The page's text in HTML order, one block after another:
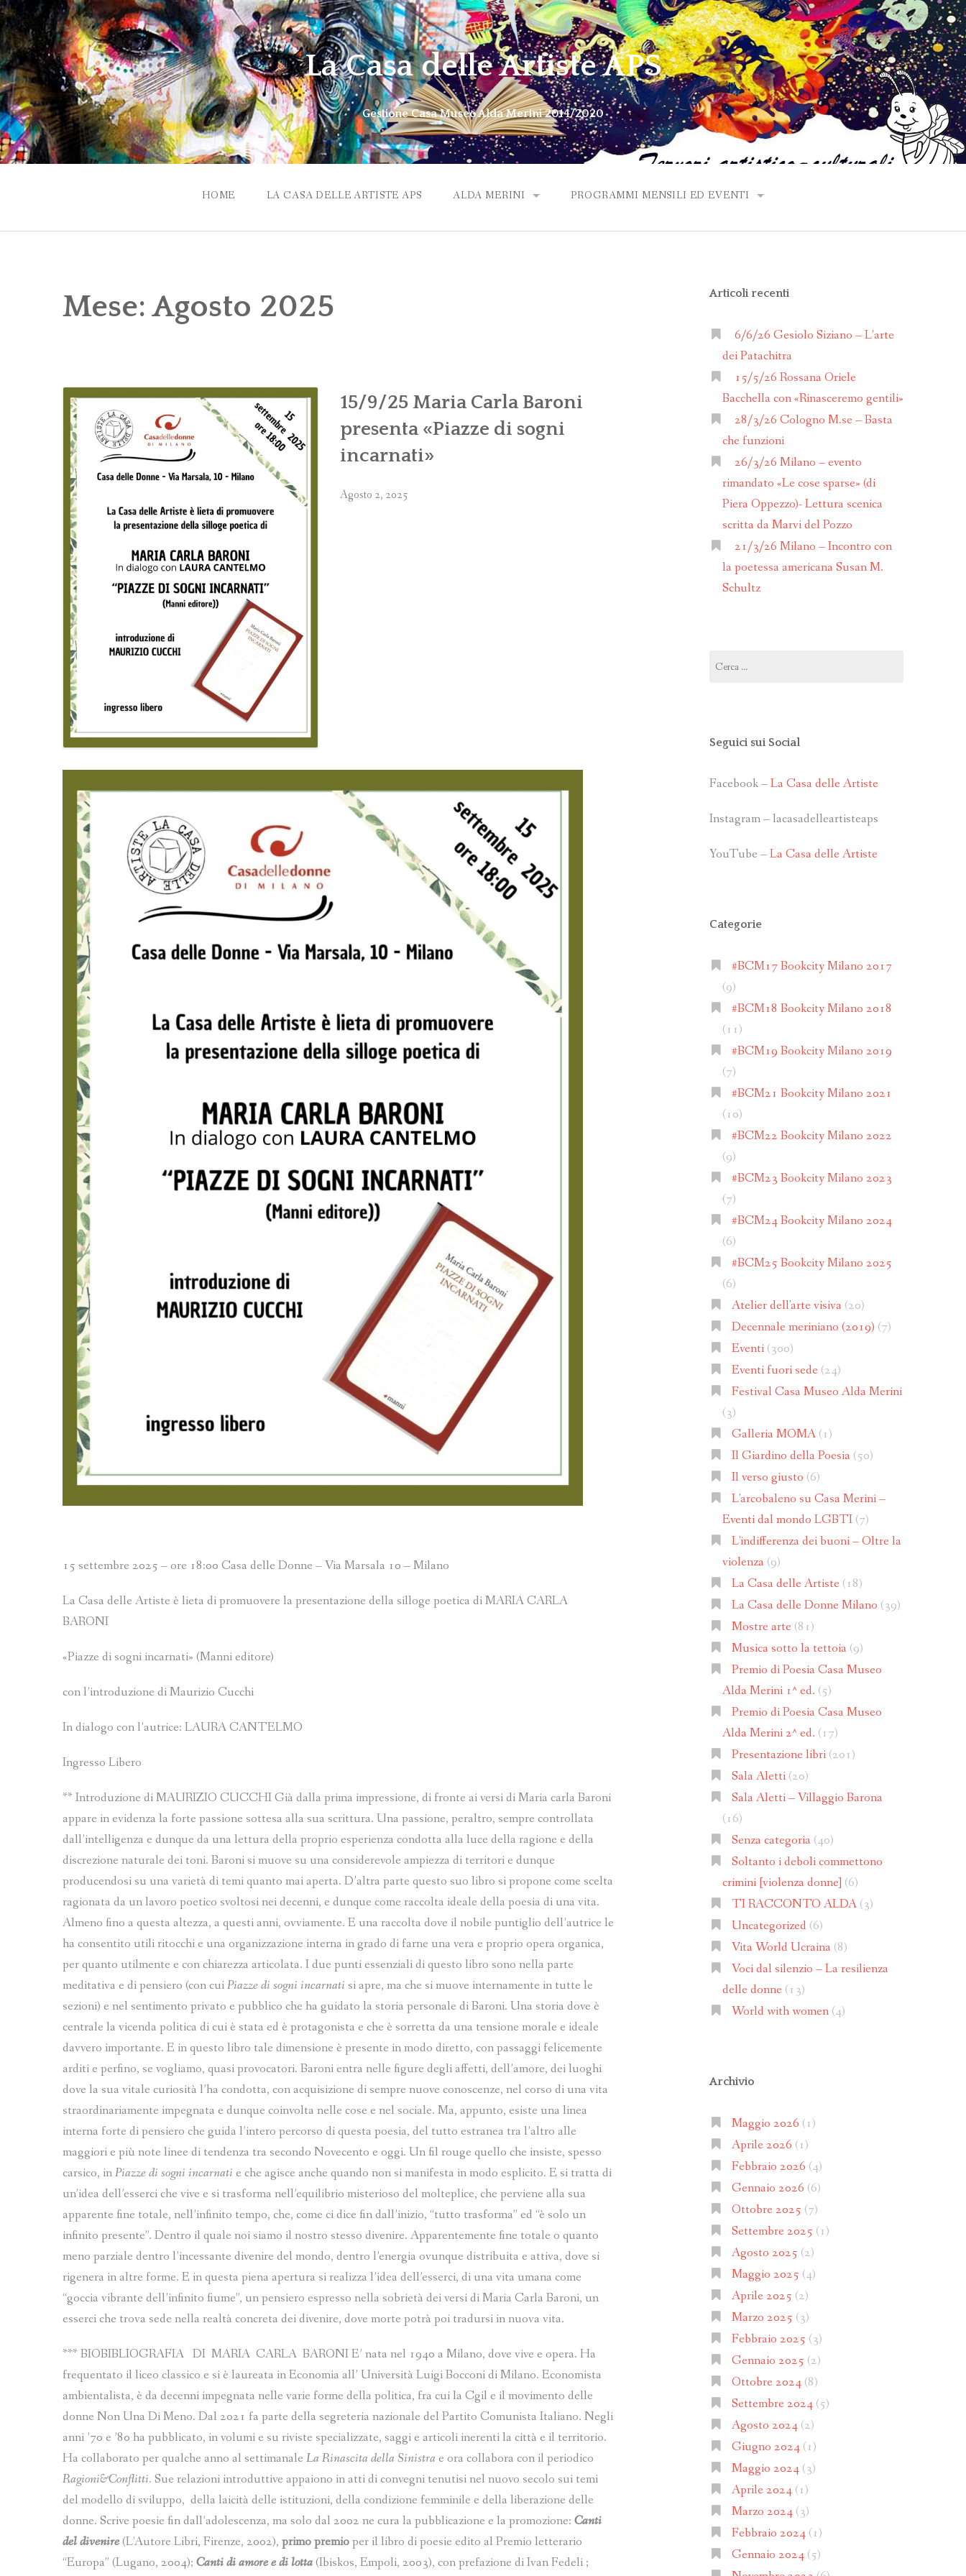
Skip
to
content
La Casa delle Artiste APS
Gestione Casa Museo Alda Merini 2014/2020
HOME LA CASA DELLE ARTISTE APS ALDA MERINI
ALDA VIDEO OMAGGIO
PROGRAMMI MENSILI ED EVENTI
ANNO 2020
Mese:Agosto 2025
15/9/25 Maria Carla Baroni
presenta «Piazze di sogni
incarnati»
Agosto 2, 2025
15 settembre 2025 – ore 18:00 Casa delle Donne – Via Marsala 10 – Milano
La Casa delle Artiste è lieta di promuovere la presentazione della silloge poetica di MARIA CARLA
BARONI
«Piazze di sogni incarnati» (Manni editore)
con l’introduzione di Maurizio Cucchi
In dialogo con l’autrice: LAURA CANTELMO
Ingresso Libero
** Introduzione di MAURIZIO CUCCHI Già dalla prima impressione, di fronte ai versi di Maria carla Baroni
appare in evidenza la forte passione sottesa alla sua scrittura. Una passione, peraltro, sempre controllata
dall’intelligenza e dunque da una lettura della proprio esperienza condotta alla luce della ragione e della
discrezione naturale dei toni. Baroni si muove su una considerevole ampiezza di territori e dunque
producendosi su una varietà di temi quanto mai aperta. D’altra parte questo suo libro si propone come scelta
ragionata da un lavoro poetico svoltosi nei decenni, e dunque come raccolta ideale della poesia di una vita.
Almeno fino a questa altezza, a questi anni, ovviamente. E una raccolta dove il nobile puntiglio dell’autrice le
ha consentito utili ritocchi e una organizzazione interna in grado di farne una vera e proprio opera organica,
per quanto utilmente e con chiarezza articolata. I due punti essenziali di questo libro sono nella parte
meditativa e di pensiero (con cuiPiazze di sogni incarnati si apre, ma che si muove internamente in tutte le
sezioni) e nel sentimento privato e pubblico che ha guidato la storia personale di Baroni. Una storia dove è
centrale la vicenda politica di cui è stata ed è protagonista e che è sorretta da una tensione morale e ideale
davvero importante. E in questo libro tale dimensione è presente in modo diretto, con passaggi felicemente
arditi e perfino, se vogliamo, quasi provocatori. Baroni entra nelle figure degli affetti, dell’amore, dei luoghi
dove la sua vitale curiosità l’ha condotta, con acquisizione di sempre nuove conoscenze, nel corso di una vita
straordinariamente impegnata e dunque coinvolta nelle cose e nel sociale. Ma, appunto, esiste una linea
interna forte di pensiero che guida l’intero percorso di questa poesia, del tutto estranea tra l’altro alle
maggiori e più note linee di tendenza tra secondo Novecento e oggi. Un fil rouge quello che insiste, spesso
carsico, inPiazze di sogni incarnati e che agisce anche quando non si manifesta in modo esplicito. E si tratta di
un’idea dell’esserci che vive e si trasforma nell’equilibrio misterioso del molteplice, che perviene alla sua
apparente fine totale, nell’infinito tempo, che, come ci dice fin dall’inizio, “tutto trasforma” ed “è solo un
infinito presente”. Dentro il quale noi siamo il nostro stesso divenire. Apparentemente fine totale o quanto
meno parziale dentro l’incessante divenire del mondo, dentro l’energia ovunque distribuita e attiva, dove si
rigenera in altre forme. E in questa piena apertura si realizza l’idea dell’esserci, di una vita umana come
“goccia vibrante dell’infinito fiume”, un pensiero espresso nella sobrietà dei versi di Maria Carla Baroni, un
esserci che trova sede nella realtà concreta dei divenire, dove morte potrà poi tradursi in nuova vita.
*** BIOBIBLIOGRAFIA DI MARIA CARLA BARONI E’ nata nel 1940 a Milano, dove vive e opera. Ha
frequentato il liceo classico e si è laureata in Economia all’ Università Luigi Bocconi di Milano. Economista
ambientalista, è da decenni impegnata nelle varie forme della politica, fra cui la Cgil e il movimento delle
donne Non Una Di Meno. Dal 2021 fa parte della segreteria nazionale del Partito Comunista Italiano. Negli
anni ’70 e ’80 ha pubblicato, in volumi e su riviste specializzate, saggi e articoli inerenti la città e il territorio.
Ha collaborato per qualche anno al settimanale La Rinascita della Sinistra e ora collabora con il periodico
Ragioni&Conflitti. Sue relazioni introduttive appaiono in atti di convegni tenutisi nel nuovo secolo sui temi
del modello di sviluppo, della laicità delle istituzioni, della condizione femminile e della liberazione delle
donne. Scrive poesie fin dall’adolescenza, ma solo dal 2002 ne cura la pubblicazione e la promozione: Canti
deldivenire(L’Autore Libri, Firenze, 2002), primo premioper il libro di poesie edito al Premio letterario
“Europa” (Lugano, 2004); Canti di amore e di lotta(Ibiskos, Empoli, 2003), con prefazione di Ivan Fedeli ;
Articoli recenti
6/6/26 Gesiolo Siziano – L’arte
dei Patachitra
15/5/26 Rossana Oriele
Bacchella con «Rinasceremo gentili»
28/3/26 Cologno M.se – Basta
che funzioni
26/3/26 Milano – evento
rimandato «Le cose sparse» (di
Piera Oppezzo)- Lettura scenica
scritta da Marvi del Pozzo
21/3/26 Milano – Incontro con
la poetessa americana Susan M.
Schultz
per:
Seguici sui Social
Facebook –La Casa delle Artiste
Instagram – lacasadelleartisteaps
YouTube –La Casa delle Artiste
Categorie
#BCM17 Bookcity Milano 2017
(9)
#BCM18 Bookcity Milano 2018
(11)
#BCM19 Bookcity Milano 2019
(7)
#BCM21 Bookcity Milano 2021
(10)
#BCM22 Bookcity Milano 2022
(9)
#BCM23 Bookcity Milano 2023
(7)
#BCM24 Bookcity Milano 2024
(6)
#BCM25 Bookcity Milano 2025
(6)
Atelier dell'arte visiva (20)
Decennale meriniano (2019) (7)
Eventi(300)
Eventi fuori sede (24)
Festival Casa Museo Alda Merini
(3)
Galleria MOMA(1)
Il Giardino della Poesia (50)
Il verso giusto (6)
L'arcobaleno su Casa Merini –
Eventi dal mondo LGBTI(7)
L'indifferenza dei buoni – Oltre la
violenza (9)
La Casa delle Artiste (18)
La Casa delle Donne Milano (39)
Mostre arte (81)
Musica sotto la tettoia (9)
Premio di Poesia Casa Museo
Alda Merini 1^ ed. (5)
Premio di Poesia Casa Museo
Alda Merini 2^ ed. (17)
Presentazione libri(201)
Sala Aletti(20)
Sala Aletti – Villaggio Barona
(16)
Senza categoria (40)
Soltanto i deboli commettono
crimini [violenza donne] (6)
TI RACCONTO ALDA(3)
Uncategorized (6)
Vita World Ucraina (8)
Voci dal silenzio – La resilienza
delle donne (13)
World with women(4)
Archivio
Maggio 2026 (1)
Aprile 2026 (1)
Febbraio 2026 (4)
Gennaio 2026 (6)
Ottobre 2025 (7)
Settembre 2025 (1)
Agosto 2025 (2)
Maggio 2025 (4)
Aprile 2025 (2)
Marzo 2025 (3)
Febbraio 2025 (3)
Gennaio 2025 (2)
Ottobre 2024(8)
Settembre 2024(5)
Agosto 2024(2)
Giugno 2024(1)
Maggio 2024(3)
Aprile 2024(1)
Marzo 2024(3)
Febbraio 2024(1)
Gennaio 2024(5)